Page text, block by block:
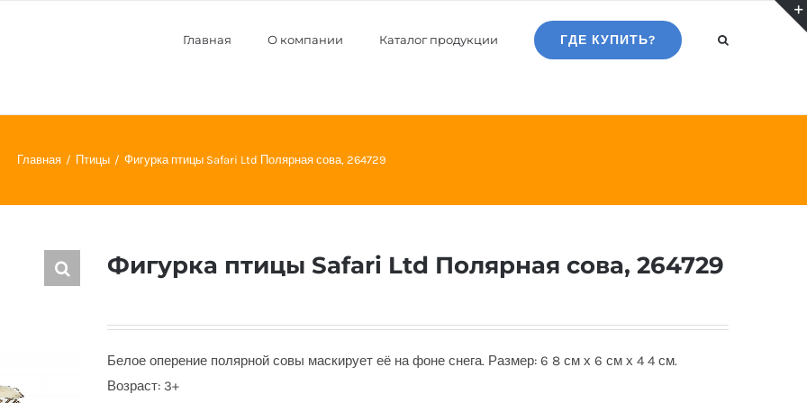
Главная О компании Каталог продукции ГДЕ КУПИТЬ?
Главная Птицы Фигурка птицы Safari Ltd Полярная сова, 264729
Фигурка птицы Safari Ltd Полярная сова, 264729
Белое оперение полярной совы маскирует её на фоне снега. Размер: 6 8 см х 6 см х 4 4 см.
Возраст: 3+